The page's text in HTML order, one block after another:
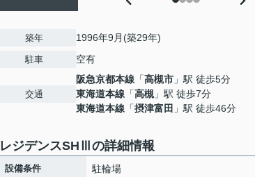
築年 1996年9月(築29年)
駐車 空有
交通
阪急京都本線 「高槻市 」駅 徒歩5分
東海道本線 「高槻 」駅 徒歩7分
東海道本線 「摂津富田 」駅 徒歩46分
レジデンスSHⅢの詳細情報
設備条件
駐輪場